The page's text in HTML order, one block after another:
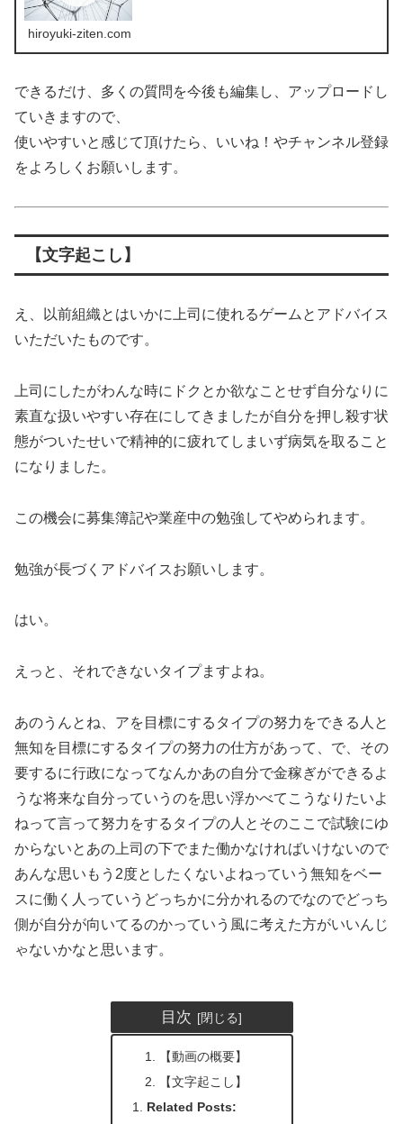
hiroyuki-ziten.com
できるだけ、多くの質問を今後も編集し、アップロードし
ていきますので、
使いやすいと感じて頂けたら、いいね！やチャンネル登録
をよろしくお願いします。
【文字起こし】
え、以前組織とはいかに上司に使れるゲームとアドバイス
いただいたものです。
上司にしたがわんな時にドクとか欲なことせず自分なりに
素直な扱いやすい存在にしてきましたが自分を押し殺す状
態がついたせいで精神的に疲れてしまいず病気を取ること
になりました。
この機会に募集簿記や業産中の勉強してやめられます。
勉強が長づくアドバイスお願いします。
はい。
えっと、それできないタイプますよね。
あのうんとね、アを目標にするタイプの努力をできる人と
無知を目標にするタイプの努力の仕方があって、で、その
要するに行政になってなんかあの自分で金稼ぎができるよ
うな将来な自分っていうのを思い浮かべてこうなりたいよ
ねって言って努力をするタイプの人とそのここで試験にゆ
からないとあの上司の下でまた働かなければいけないので
あんな思いもう2度としたくないよねっていう無知をベー
スに働く人っていうどっちかに分かれるのでなのでどっち
側が自分が向いてるのかっていう風に考えた方がいいんじ
ゃないかなと思います。
目次
【動画の概要】
【文字起こし】
Related Posts: